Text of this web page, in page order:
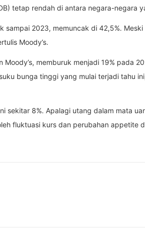
tetap rendah di antara negara-negara
sampai 2023, memuncak di 42,5%.
Moody’s.
memburuk menjadi 19% pada
bunga tinggi yang mulai terjadi tahu
sekitar 8%. Apalagi utang dalam mata
fluktuasi kurs dan perubahan appetite di